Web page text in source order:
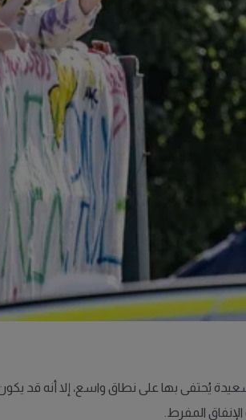
يُحتفى بها على نطاق واسع، إلا أنه قد
المفرط.